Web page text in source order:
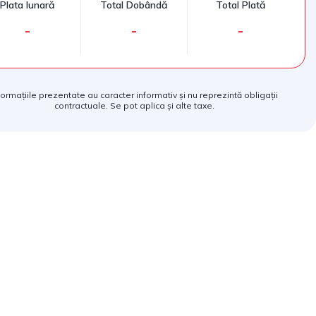
Plata lunară
-
Total Dobândă
-
Total Plată
-
prezentate au caracter informativ și nu reprezintă obligații
contractuale. Se pot aplica și alte taxe.